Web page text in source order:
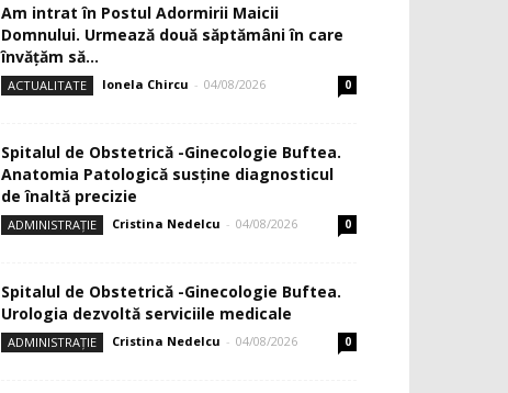
Am intrat în Postul Adormirii Maicii
Domnului. Urmează două săptămâni în care
învăţăm să...
ACTUALITATE Ionela Chircu - 04/08/2026 0
Spitalul de Obstetrică -Ginecologie Buftea.
Anatomia Patologică susţine diagnosticul
de înaltă precizie
ADMINISTRAȚIE Cristina Nedelcu - 04/08/2026 0
Spitalul de Obstetrică -Ginecologie Buftea.
Urologia dezvoltă serviciile medicale
ADMINISTRAȚIE Cristina Nedelcu - 04/08/2026 0